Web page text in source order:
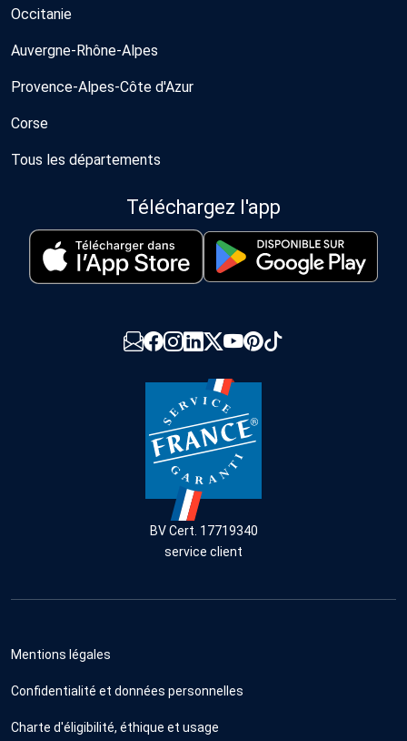
Occitanie
Auvergne-Rhône-Alpes
Provence-Alpes-Côte d'Azur
Corse
Tous les départements
Téléchargez l'app
BV Cert. 17719340
service client
Mentions légales
Confidentialité et données personnelles
Charte d'éligibilité, éthique et usage